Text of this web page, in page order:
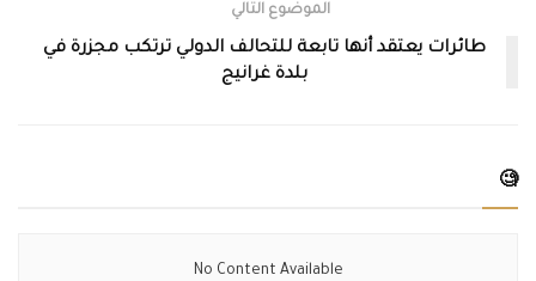
الموضوع التالي
طائرات يعتقد أنها تابعة للتحالف الدولي ترتكب مجزرة في
بلدة غرانيج
🧐
No Content Available